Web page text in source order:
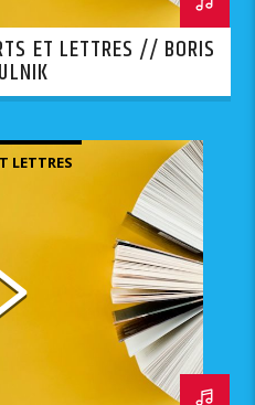
ET LETTRES // BORIS
LETTRES